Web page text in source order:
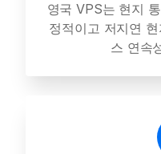
영국 VPS는 현지
정적이고 저지연
스 연속